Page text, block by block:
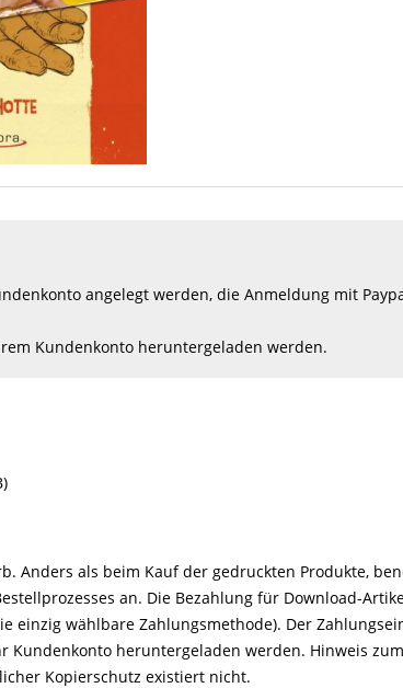
angelegt werden, die Anmeldung mit
Kundenkonto heruntergeladen werden.
Anders als beim Kauf der gedruckten Produkte,
an. Die Bezahlung für Download-
einzig wählbare Zahlungsmethode). Der
Kundenkonto heruntergeladen werden. Hinweis
Kopierschutz existiert nicht.